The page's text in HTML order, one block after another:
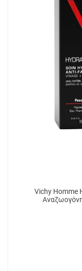
Vichy Homme